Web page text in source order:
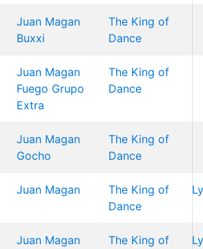
Juan Magan
Buxxi
The King of
Dance
Juan Magan
Fuego Grupo
Extra
The King of
Dance
Juan Magan
Gocho
The King of
Dance
Juan Magan
The King of
Dance
Juan Magan
The King of